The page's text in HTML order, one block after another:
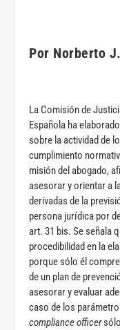
Por Norberto
La Comisión de
Española ha
sobre la actividad de
cumplimiento
misión del abogado,
asesorar y orientar a
derivadas de la
persona jurídica por
art. 31 bis. Se señala
procedibilidad en la
porque sólo él
de un plan de
asesorar y evaluar
caso de los
compliance officer